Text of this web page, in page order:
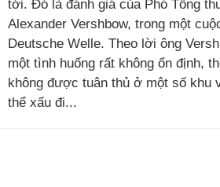
tới. Đó là đánh giá của Phó Tổng
Alexander Vershbow, trong một
Deutsche Welle. Theo lời ông
một tình huống rất không ổn định,
không được tuân thủ ở một số khu
thể xấu đi...